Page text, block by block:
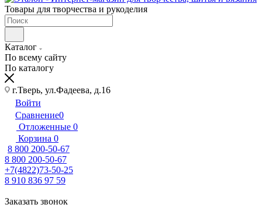
Товары для творчества и рукоделия
Каталог
По всему сайту
По каталогу
г.Тверь, ул.Фадеева, д.16
Войти
Сравнение0
Отложенные 0
Корзина 0
8 800 200-50-67
8 800 200-50-67
+7(4822)73-50-25
8 910 836 97 59
Заказать звонок